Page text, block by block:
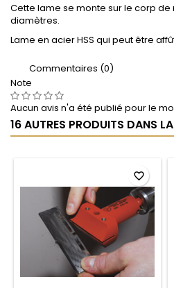
Cette lame se monte sur le corp
diamètres.
Lame en acier HSS qui peut être
Commentaires (0)
Note
Aucun avis n'a été publié pour le
16 AUTRES PRODUITS DANS
favorite_border